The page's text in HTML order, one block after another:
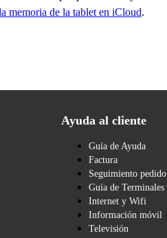
memoria de la tablet en iCloud.
Ayuda al cliente
Guía de Ayuda
Factura
Seguimiento pedido
Guía de Terminales
Internet y Wifi
Información móvil
Televisión